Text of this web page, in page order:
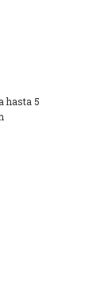
hasta 5